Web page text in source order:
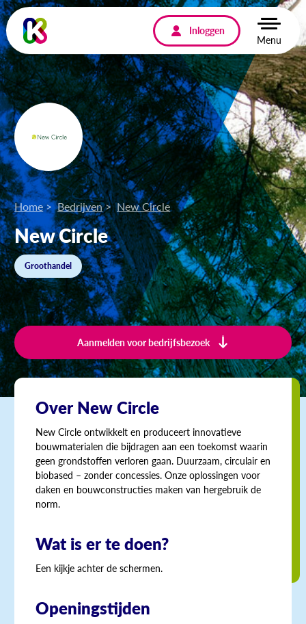
Inloggen
Menu
Home Bedrijven New Circle
New Circle
Groothandel
Aanmelden voor bedrijfsbezoek
Over New Circle
New Circle ontwikkelt en produceert innovatieve
bouwmaterialen die bijdragen aan een toekomst waarin
geen grondstoffen verloren gaan. Duurzaam, circulair en
biobased – zonder concessies. Onze oplossingen voor
daken en bouwconstructies maken van hergebruik de
norm.
Wat is er te doen?
Een kijkje achter de schermen.
Openingstijden